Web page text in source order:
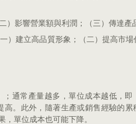
影響營業額與利潤；（三）傳達產
）建立高品質形象；（二）提高市場
；通常產量越多，單位成本越低，即
高。此外，隨著生產或銷售經驗的累
，單位成本也可能下降。